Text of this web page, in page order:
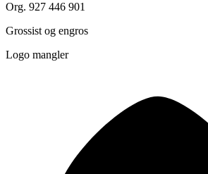
Org. 927 446 901
Grossist og engros
Logo mangler